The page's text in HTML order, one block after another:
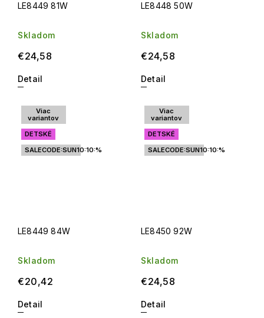
LE8449 81W
Skladom
€24,58
Detail
LE8448 50W
Skladom
€24,58
Detail
Viac
variantov
DETSKÉ
SALECODE:SUN10:10:%
LE8449 84W
Skladom
€20,42
Detail
Viac
variantov
DETSKÉ
SALECODE:SUN10:10:%
LE8450 92W
Skladom
€24,58
Detail